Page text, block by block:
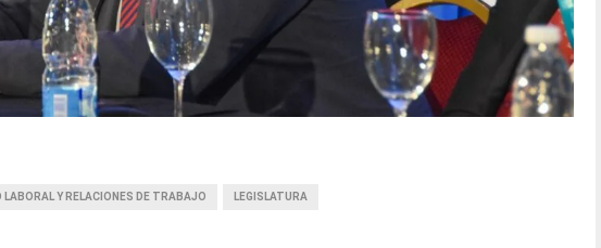
LABORAL Y RELACIONES DE TRABAJO LEGISLATURA